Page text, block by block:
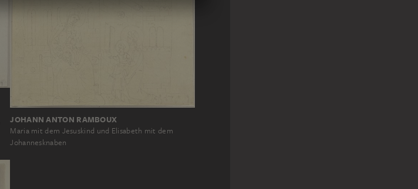
JOHANN ANTON RAMBOUX
Maria mit dem Jesuskind und Elisabeth mit dem
Johannesknaben